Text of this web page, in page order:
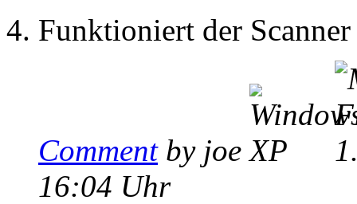
Funktioniert der Scanner
Commentby joe
16:04 Uhr